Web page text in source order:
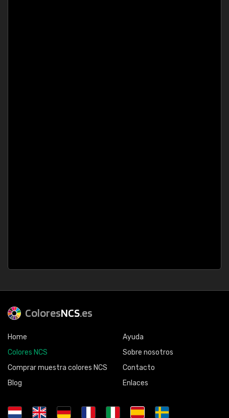
ColoresNCS.es
Home
Colores NCS
Comprar muestra colores NCS
Blog
Ayuda
Sobre nosotros
Contacto
Enlaces